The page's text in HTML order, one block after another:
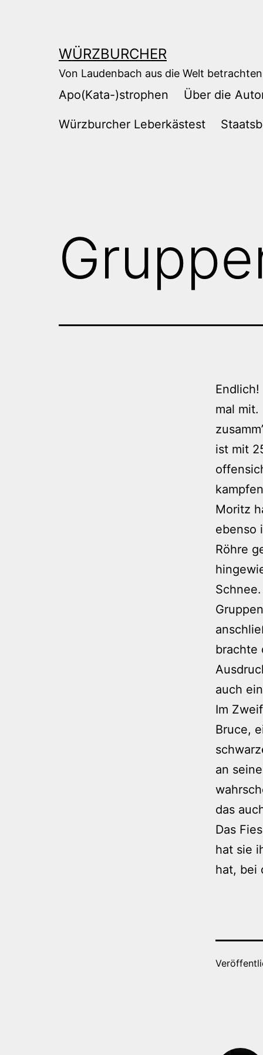
WÜRZBURCHER
Von Laudenbach aus die Welt betrachten
Apo(Kata-)strophen Über die
Würzburcher Leberkästest
mal
ist mit
Moritz
ebenso
Röhre
brachte
auch
Im
Bruce,
an
das
Das
hat sie
hat, bei